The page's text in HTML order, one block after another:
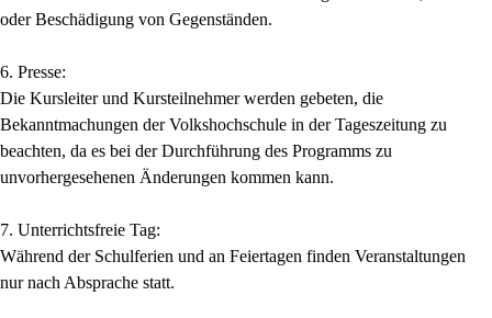
oder Beschädigung von Gegenständen.
6. Presse:
Die Kursleiter und Kursteilnehmer werden gebeten, die
Bekanntmachungen der Volkshochschule in der Tageszeitung zu
beachten, da es bei der Durchführung des Programms zu
unvorhergesehenen Änderungen kommen kann.
7. Unterrichtsfreie Tag:
Während der Schulferien und an Feiertagen finden Veranstaltungen
nur nach Absprache statt.